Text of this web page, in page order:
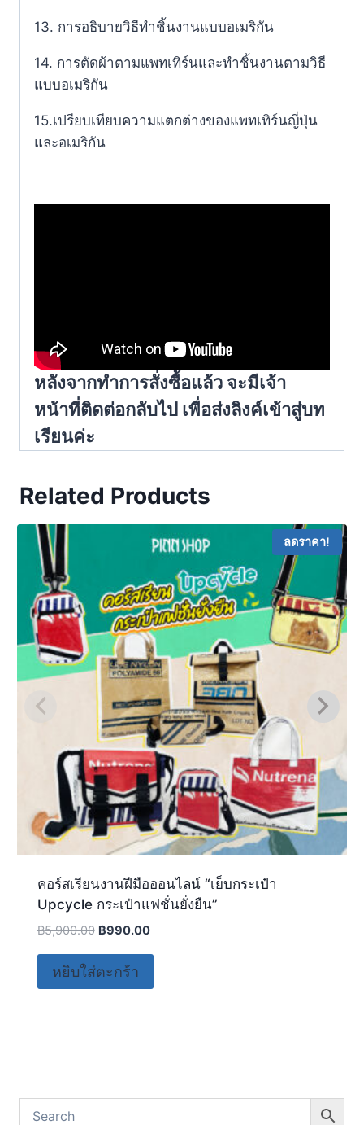
13. การอธิบายวิธีทำชิ้นงานแบบอเมริกัน
14. การตัดผ้าตามแพทเทิร์นและทำชิ้นงานตามวิธี
แบบอเมริกัน
15.เปรียบเทียบความแตกต่างของแพทเทิร์นญี่ปุ่น
และอเมริกัน
หลังจากทำการสั่งซื้อแล้ว จะมีเจ้า
หน้าที่ติดต่อกลับไป เพื่อส่งลิงค์เข้าสู่บท
เรียนค่ะ
Related Products
ลดราคา!
คอร์สเรียนงานฝีมือออนไลน์ “เย็บกระเป๋า
Upcycle กระเป๋าแฟชั่นยั่งยืน”
฿5,900.00 ฿990.00
หยิบใส่ตะกร้า